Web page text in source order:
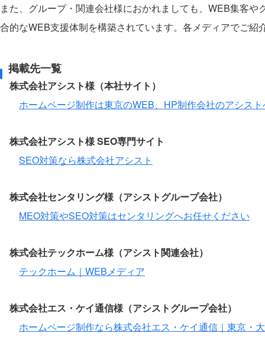
また、グループ・関連会社様におかれましても、WEB集客
合的なWEB支援体制を構築されています。各メディアでご
掲載先一覧
株式会社アシスト様（本社サイト）
ホームページ制作は東京のWEB、HP制作会社のアシスト
株式会社アシスト様 SEO専門サイト
SEO対策なら株式会社アシスト
株式会社センタリング様（アシストグループ会社）
MEO対策やSEO対策はセンタリングへお任せください
株式会社テックホーム様（アシスト関連会社）
テックホーム｜WEBメディア
株式会社エス・ケイ通信様（アシストグループ会社）
ホームページ制作なら株式会社エス・ケイ通信｜東京・